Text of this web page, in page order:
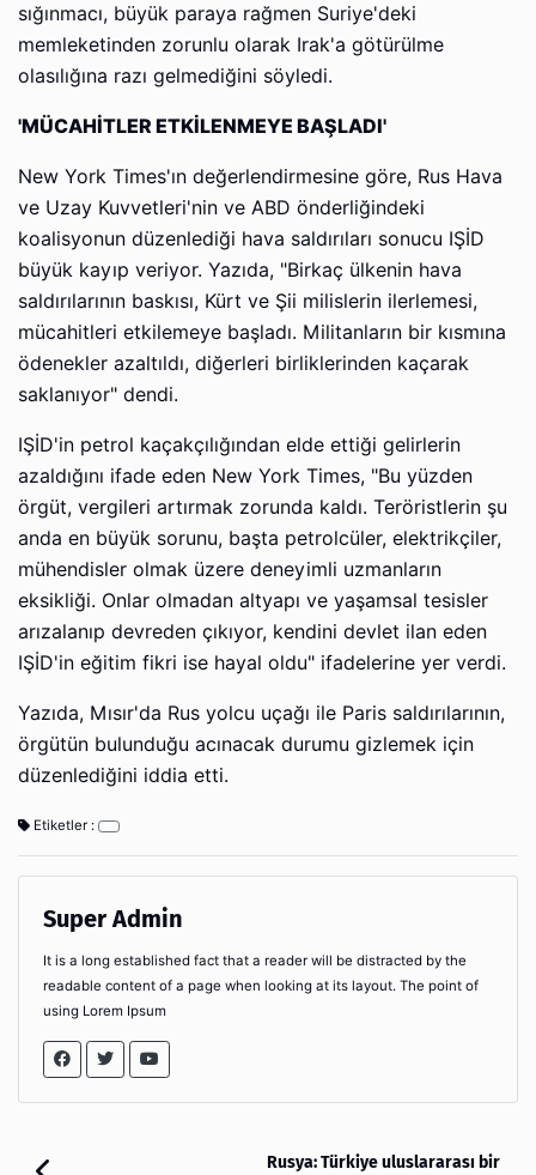
sığınmacı, büyük paraya rağmen Suriye'deki
memleketinden zorunlu olarak Irak'a götürülme
olasılığına razı gelmediğini söyledi.
'MÜCAHİTLER ETKİLENMEYE BAŞLADI'
New York Times'ın değerlendirmesine göre, Rus Hava
ve Uzay Kuvvetleri'nin ve ABD önderliğindeki
koalisyonun düzenlediği hava saldırıları sonucu IŞİD
büyük kayıp veriyor. Yazıda, "Birkaç ülkenin hava
saldırılarının baskısı, Kürt ve Şii milislerin ilerlemesi,
mücahitleri etkilemeye başladı. Militanların bir kısmına
ödenekler azaltıldı, diğerleri birliklerinden kaçarak
saklanıyor" dendi.
IŞİD'in petrol kaçakçılığından elde ettiği gelirlerin
azaldığını ifade eden New York Times, "Bu yüzden
örgüt, vergileri artırmak zorunda kaldı. Teröristlerin şu
anda en büyük sorunu, başta petrolcüler, elektrikçiler,
mühendisler olmak üzere deneyimli uzmanların
eksikliği. Onlar olmadan altyapı ve yaşamsal tesisler
arızalanıp devreden çıkıyor, kendini devlet ilan eden
IŞİD'in eğitim fikri ise hayal oldu" ifadelerine yer verdi.
Yazıda, Mısır'da Rus yolcu uçağı ile Paris saldırılarının,
örgütün bulunduğu acınacak durumu gizlemek için
düzenlediğini iddia etti.
Etiketler :
Super Admin
It is a long established fact that a reader will be distracted by the
readable content of a page when looking at its layout. The point of
using Lorem Ipsum
Rusya: Türkiye uluslararası bir